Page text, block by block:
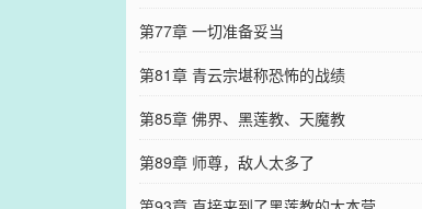
第77章 一切准备妥当
第81章 青云宗堪称恐怖的战绩
第85章 佛界、黑莲教、天魔教
第89章 师尊，敌人太多了